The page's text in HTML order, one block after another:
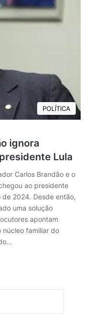
POLÍTICA
ignora
Lula
Carlos Brandão e o
ao presidente
de 2024. Desde então,
uma solução
apontam
familiar do